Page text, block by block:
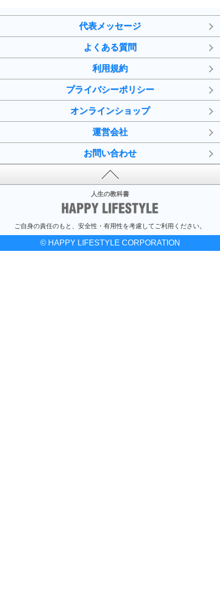
代表メッセージ
よくある質問
利用規約
プライバシーポリシー
オンラインショップ
運営会社
お問い合わせ
人生の教科書
ご自身の責任のもと、安全性・有用性を考慮してご利用ください。
© HAPPY LIFESTYLE CORPORATION